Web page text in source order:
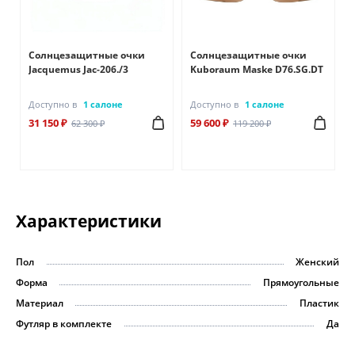
Солнцезащитные очки
Jacquemus Jac-206./3
Доступно в 1 салоне
31 150 ₽ 62 300 ₽
Солнцезащитные очки
Kuboraum Maske D76.SG.DT
Доступно в 1 салоне
59 600 ₽ 119 200 ₽
Характеристики
Пол
Женский
Форма
Прямоугольные
Материал
Пластик
Футляр в комплекте
Да